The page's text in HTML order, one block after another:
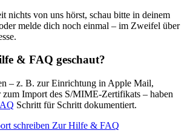
nichts von uns hörst, schau bitte in deinem
melde dich noch einmal – im Zweifel über
& FAQ geschaut?
– z. B. zur Einrichtung in Apple Mail,
Import des S/MIME-Zertifikats – haben
Schritt für Schritt dokumentiert.
schreiben Zur Hilfe & FAQ